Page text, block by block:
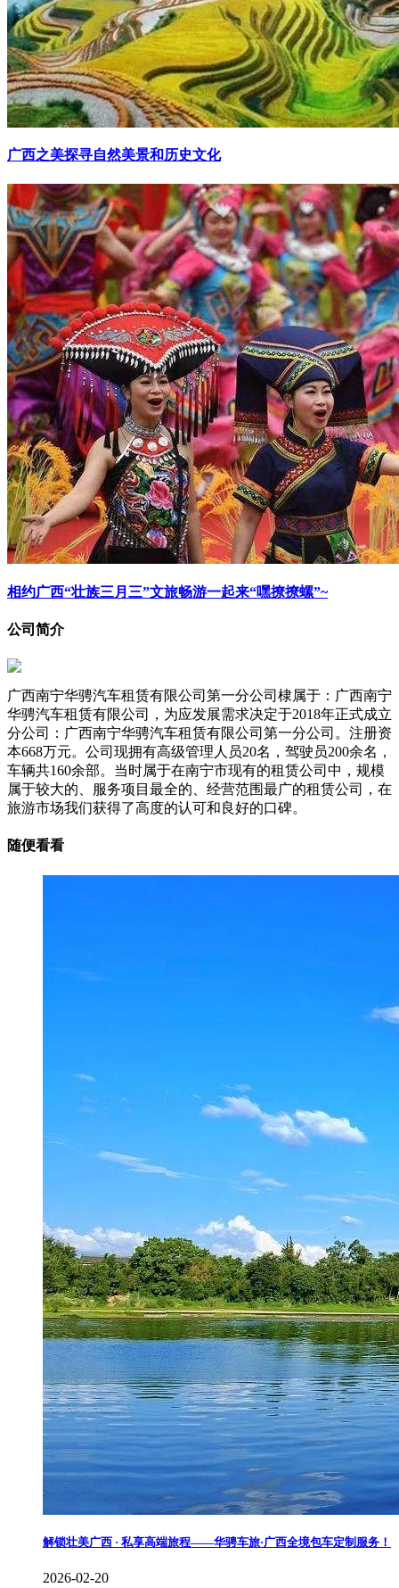
广西之美探寻自然美景和历史文化
相约广西“壮族三月三”文旅畅游一起来“嘿撩撩螺”~
公司简介
广西南宁华骋汽车租赁有限公司第一分公司棣属于：广西南宁
华骋汽车租赁有限公司，为应发展需求决定于2018年正式成立
分公司：广西南宁华骋汽车租赁有限公司第一分公司。注册资
本668万元。公司现拥有高级管理人员20名，驾驶员200余名，
车辆共160余部。当时属于在南宁市现有的租赁公司中，规模
属于较大的、服务项目最全的、经营范围最广的租赁公司，在
旅游市场我们获得了高度的认可和良好的口碑。
随便看看
解锁壮美广西 · 私享高端旅程——华骋车旅·广西全境包车定制服务！
2026-02-20